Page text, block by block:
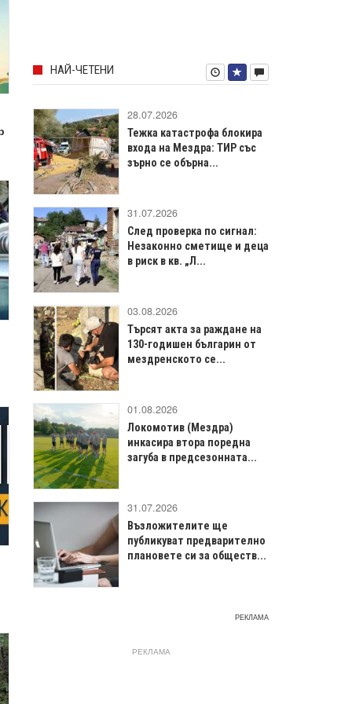
НАЙ-ЧЕТЕНИ
28.07.2026
Тежка катастрофа блокира
входа на Мездра: ТИР със
зърно се обърна...
31.07.2026
След проверка по сигнал:
Незаконно сметище и деца
в риск в кв. „Л...
03.08.2026
Търсят акта за раждане на
130-годишен българин от
мездренското се...
01.08.2026
Локомотив (Мездра)
инкасира втора поредна
загуба в предсезонната...
31.07.2026
Възложителите ще
публикуват предварително
плановете си за обществ...
РЕКЛАМА
РЕКЛАМА